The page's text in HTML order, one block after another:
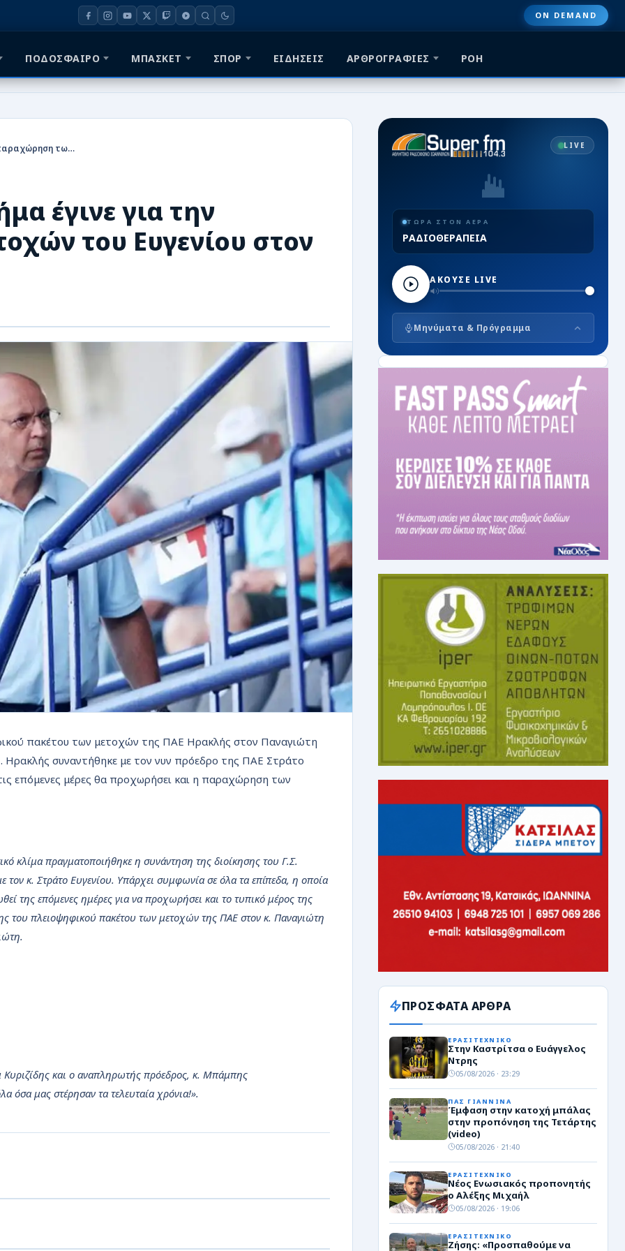
ON DEMAND
ΠΟΔΟΣΦΑΙΡΟ ΜΠΑΣΚΕΤ ΣΠΟΡ ΕΙΔΗΣΕΙΣ ΑΡΘΡΟΓΡΑΦΙΕΣ ΡΟΗ
Ηρακλής: Άλλο ένα βήμα έγινε για την παραχώρηση των μετοχών του Ευγενίου στον Μονεμβασιώτη
έγινε για την
του Ευγενίου στον
πακέτου των μετοχών της ΠΑΕ Ηρακλής στον Παναγιώτη
Ηρακλής συναντήθηκε με τον νυν πρόεδρο της ΠΑΕ Στράτο
επόμενες μέρες θα προχωρήσει και η παραχώρηση των
κλίμα πραγματοποιήθηκε η συνάντηση της διοίκησης του Γ.Σ.
τον κ. Στράτο Ευγενίου. Υπάρχει συμφωνία σε όλα τα επίπεδα, η οποία
της επόμενες ημέρες για να προχωρήσει και το τυπικό μέρος της
του πλειοψηφικού πακέτου των μετοχών της ΠΑΕ στον κ. Παναγιώτη
και ο αναπληρωτής πρόεδρος, κ. Μπάμπης
μας στέρησαν τα τελευταία χρόνια!».
LIVE
ΤΩΡΑ ΣΤΟΝ ΑΕΡΑ
ΡΑΔΙΟΘΕΡΑΠΕΙΑ
ΑΚΟΥΣΕ LIVE
Μηνύματα & Πρόγραμμα
ΠΡΟΣΦΑΤΑ ΑΡΘΡΑ
ΕΡΑΣΙΤΕΧΝΙΚΟ
Στην Καστρίτσα ο Ευάγγελος
Ντρης
05/08/2026 · 23:29
ΠΑΣ ΓΙΑΝΝΙΝΑ
Έμφαση στην κατοχή μπάλας
στην προπόνηση της Τετάρτης
(video)
05/08/2026 · 21:40
ΕΡΑΣΙΤΕΧΝΙΚΟ
Νέος Ενωσιακός προπονητής
ο Αλέξης Μιχαήλ
05/08/2026 · 19:06
ΕΡΑΣΙΤΕΧΝΙΚΟ
Ζήσης: «Προσπαθούμε να